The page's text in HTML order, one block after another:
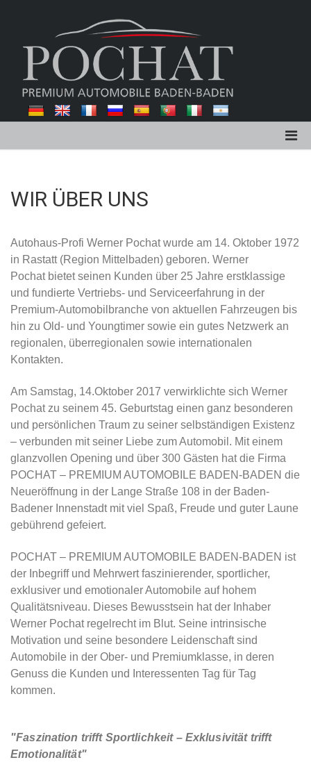
WIR ÜBER UNS
Autohaus-Profi Werner Pochat wurde am 14. Oktober 1972
in Rastatt (Region Mittelbaden) geboren. Werner
Pochat bietet seinen Kunden über 25 Jahre erstklassige
und fundierte Vertriebs- und Serviceerfahrung in der
Premium-Automobilbranche von aktuellen Fahrzeugen bis
hin zu Old- und Youngtimer sowie ein gutes Netzwerk an
regionalen, überregionalen sowie internationalen
Kontakten.
Am Samstag, 14.Oktober 2017 verwirklichte sich Werner
Pochat zu seinem 45. Geburtstag einen ganz besonderen
und persönlichen Traum zu seiner selbständigen Existenz
– verbunden mit seiner Liebe zum Automobil. Mit einem
glanzvollen Opening und über 300 Gästen hat die Firma
POCHAT – PREMIUM AUTOMOBILE BADEN-BADEN die
Neueröffnung in der Lange Straße 108 in der Baden-
Badener Innenstadt mit viel Spaß, Freude und guter Laune
gebührend gefeiert.
POCHAT – PREMIUM AUTOMOBILE BADEN-BADEN ist
der Inbegriff und Mehrwert faszinierender, sportlicher,
exklusiver und emotionaler Automobile auf hohem
Qualitätsniveau. Dieses Bewusstsein hat der Inhaber
Werner Pochat regelrecht im Blut. Seine intrinsische
Motivation und seine besondere Leidenschaft sind
Automobile in der Ober- und Premiumklasse, in deren
Genuss die Kunden und Interessenten Tag für Tag
kommen.
"Faszination trifft Sportlichkeit – Exklusivität trifft
Emotionalität"